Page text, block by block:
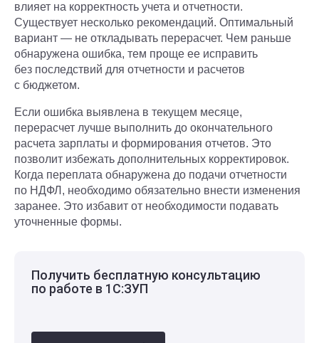
влияет на корректность учета и отчетности.
Существует несколько рекомендаций. Оптимальный
вариант — не откладывать перерасчет. Чем раньше
обнаружена ошибка, тем проще ее исправить
без последствий для отчетности и расчетов
с бюджетом.
Если ошибка выявлена в текущем месяце,
перерасчет лучше выполнить до окончательного
расчета зарплаты и формирования отчетов. Это
позволит избежать дополнительных корректировок.
Когда переплата обнаружена до подачи отчетности
по НДФЛ, необходимо обязательно внести изменения
заранее. Это избавит от необходимости подавать
уточненные формы.
Получить бесплатную консультацию
по работе в 1С:ЗУП